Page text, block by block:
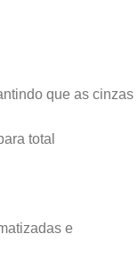
que as cinzas
total
e